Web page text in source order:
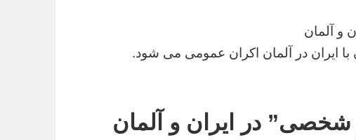
و آلمان
ایران در آلمان اکران عمومی می شود.
در ایران و آلمان